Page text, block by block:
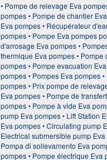
• Pompe de relevage Eva
pompes • Pompe de chantier
Eva pompes • Récupérateur
pompes • Pompe Eva pompes
d'arrosage Eva pompes •
thermique Eva pompes •
pompes • Pompe evacuation
pompes • Pompes Eva pompes
pompes • Prix pompe de
Eva pompes • Pompe de
pompes • Pompe à vide Eva
pump Eva pompes • Lift Station
Eva pompes • Circulating pump
Electrical submersible pump
Pompa di sollevamento Eva
pompes • Pompe électrique Eva